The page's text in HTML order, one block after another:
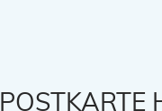
POSTKARTE